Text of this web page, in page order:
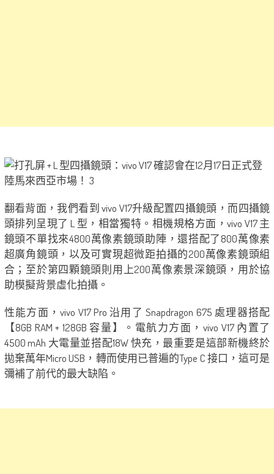
翻看背面，我們看到 vivo V17升級配置四攝鏡頭，而四攝鏡
頭排列呈現了 L 型，相當獨特。相機規格方面，vivo V17 主
鏡頭不單找來4800萬像素鏡頭助陣，還搭配了800萬像素
超廣角鏡頭，以及可實現超微距拍攝的200萬像素鏡頭組
合；至於第四顆鏡頭則用上200萬像素景深鏡頭，用於協
助模擬背景虛化拍攝。
性能方面，vivo V17 Pro 沿用了 Snapdragon 675 處理器搭配
【8GB RAM + 128GB 容量】。電航力方面，vivo V17 內置了
4500 mAh 大電量並搭配18W 快充，最重要是這部新機終於
拋棄萬年Micro USB，轉而使用已普遍的Type C 接口，這可是
彌補了前代的最大缺陷。